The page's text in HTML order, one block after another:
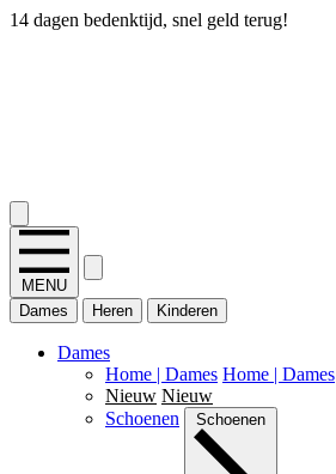
14 dagen bedenktijd, snel geld terug!
MENU
Dames
Heren Kinderen
Dames
Home | Dames Home | Dames
Nieuw Nieuw
Schoenen
Schoenen